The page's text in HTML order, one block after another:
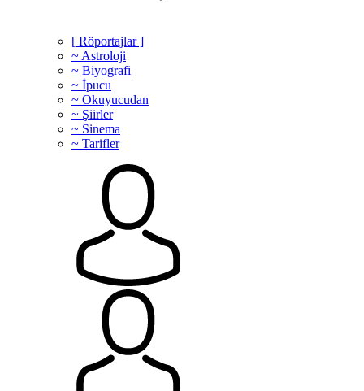
[ Röportajlar ]
~ Astroloji
~ Biyografi
~ İpucu
~ Okuyucudan
~ Şiirler
~ Sinema
~ Tarifler